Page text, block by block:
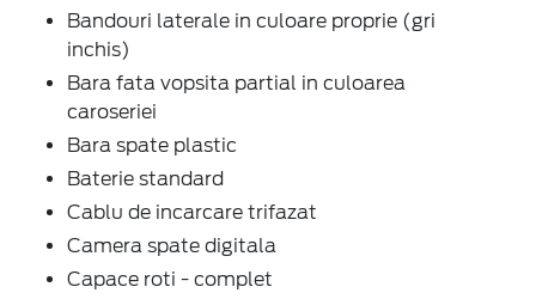
Bandouri laterale in culoare proprie (gri
inchis)
Bara fata vopsita partial in culoarea
caroseriei
Bara spate plastic
Baterie standard
Cablu de incarcare trifazat
Camera spate digitala
Capace roti - complet